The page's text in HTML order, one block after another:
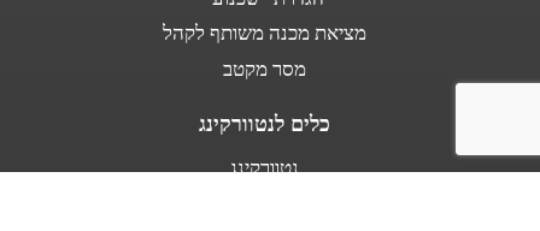
מציאת מכנה משותף לקהל
מסר מקטב
כלים לנטוורקינג
נטוורקינג